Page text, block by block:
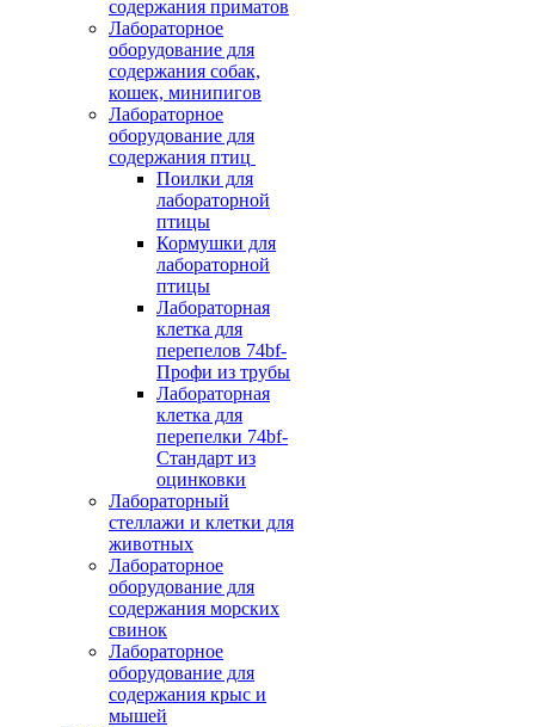
содержания приматов
Лабораторное
оборудование для
содержания собак,
кошек, минипигов
Лабораторное
оборудование для
содержания птиц
Поилки для
лабораторной
птицы
Кормушки для
лабораторной
птицы
Лабораторная
клетка для
перепелов 74bf-
Профи из трубы
Лабораторная
клетка для
перепелки 74bf-
Стандарт из
оцинковки
Лабораторный
стеллажи и клетки для
животных
Лабораторное
оборудование для
содержания морских
свинок
Лабораторное
оборудование для
содержания крыс и
мышей